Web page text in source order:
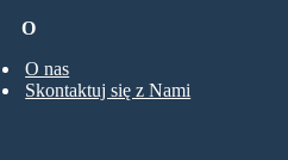
O
O nas
Skontaktuj się z Nami